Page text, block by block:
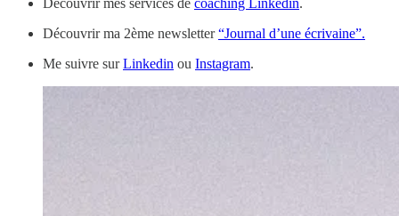
Découvrir mes services de coaching Linkedin.
Découvrir ma 2ème newsletter“Journal d’une écrivaine”.
Me suivre surLinkedin ou Instagram.